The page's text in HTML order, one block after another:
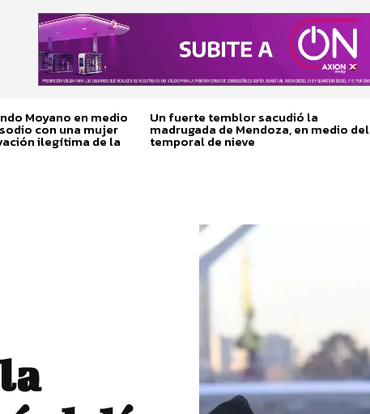
Moyano en medio
con una mujer
ilegítima de la
Un fuerte temblor sacudió la
madrugada de Mendoza, en medio del
temporal de nieve